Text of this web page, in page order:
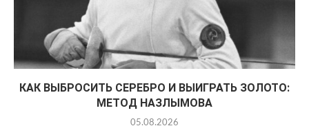
КАК ВЫБРОСИТЬ СЕРЕБРО И ВЫИГРАТЬ ЗОЛОТО:
МЕТОД НАЗЛЫМОВА
05.08.2026